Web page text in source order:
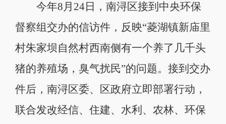
今年8月24日，南浔区接到中央环保
督察组交办的信访件，反映“菱湖镇新庙里
村朱家坝自然村西南侧有一个养了几千头
猪的养殖场，臭气扰民”的问题。接到交办
件后，南浔区委、区政府立即部署行动，
联合发改经信、住建、水利、农林、环保